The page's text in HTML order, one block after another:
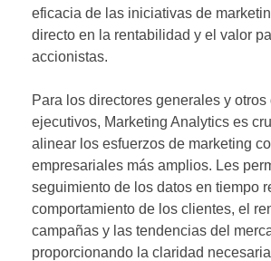
eficacia de las iniciativas de
directo en la rentabilidad y el valor
accionistas.
Para los directores generales y otros
ejecutivos, Marketing Analytics es
alinear los esfuerzos de marketing
empresariales más amplios. Les
seguimiento de los datos en tiempo
comportamiento de los clientes, el
campañas y las tendencias del
proporcionando la claridad